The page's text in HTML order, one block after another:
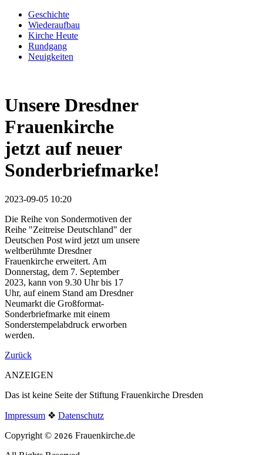
Geschichte
Wiederaufbau
Kirche Heute
Rundgang
Neuigkeiten
Unsere Dresdner
Frauenkirche
jetzt auf neuer
Sonderbriefmarke!
2023-09-05 10:20
Die Reihe von Sondermotiven der
Reihe "Zeitreise Deutschland" der
Deutschen Post wird jetzt um unsere
weltberühmte Dresdner
Frauenkirche erweitert. Am
Donnerstag, dem 7. September
2023, kann von 9.30 Uhr bis 17
Uhr, auf einem Stand am Dresdner
Neumarkt die Großformat-
Sonderbriefmarke mit einem
Sonderstempelabdruck erworben
werden.
Zurück
ANZEIGEN
Das ist keine Seite der Stiftung Frauenkirche Dresden
Impressum ❖ Datenschutz
Copyright © 2026 Frauenkirche.de